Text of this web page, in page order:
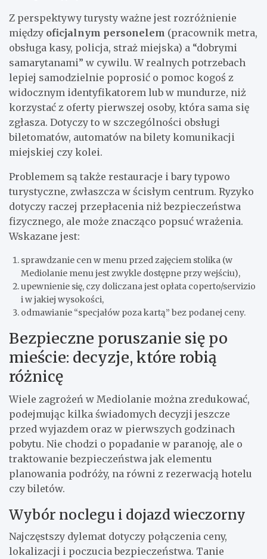
Z perspektywy turysty ważne jest rozróżnienie
między oficjalnym personelem (pracownik metra,
obsługa kasy, policja, straż miejska) a “dobrymi
samarytanami” w cywilu. W realnych potrzebach
lepiej samodzielnie poprosić o pomoc kogoś z
widocznym identyfikatorem lub w mundurze, niż
korzystać z oferty pierwszej osoby, która sama się
zgłasza. Dotyczy to w szczególności obsługi
biletomatów, automatów na bilety komunikacji
miejskiej czy kolei.
Problemem są także restauracje i bary typowo
turystyczne, zwłaszcza w ścisłym centrum. Ryzyko
dotyczy raczej przepłacenia niż bezpieczeństwa
fizycznego, ale może znacząco popsuć wrażenia.
Wskazane jest:
sprawdzanie cen w menu przed zajęciem stolika (w
Mediolanie menu jest zwykle dostępne przy wejściu),
upewnienie się, czy doliczana jest opłata coperto/servizio
i w jakiej wysokości,
odmawianie “specjałów poza kartą” bez podanej ceny.
Bezpieczne poruszanie się po
mieście: decyzje, które robią
różnicę
Wiele zagrożeń w Mediolanie można zredukować,
podejmując kilka świadomych decyzji jeszcze
przed wyjazdem oraz w pierwszych godzinach
pobytu. Nie chodzi o popadanie w paranoję, ale o
traktowanie bezpieczeństwa jak elementu
planowania podróży, na równi z rezerwacją hotelu
czy biletów.
Wybór noclegu i dojazd wieczorny
Najczęstszy dylemat dotyczy połączenia ceny,
lokalizacji i poczucia bezpieczeństwa. Tanie